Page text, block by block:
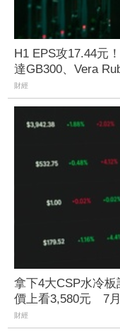
H1 EPS攻17.44元
達GB300、Vera
財經
拿下4大CSP水冷
價上看3,580元 7
財經